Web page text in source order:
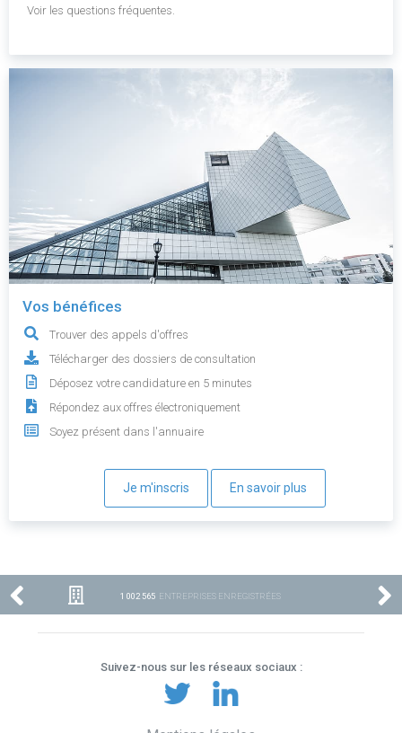
Voir les questions fréquentes.
Vos bénéfices
Trouver des appels d'offres
Télécharger des dossiers de consultation
Déposez votre candidature en 5 minutes
Répondez aux offres électroniquement
Soyez présent dans l'annuaire
Je m'inscris En savoir plus
1 002 565 ENTREPRISES ENREGISTRÉES
Suivez-nous sur les réseaux sociaux :